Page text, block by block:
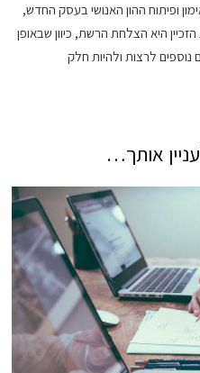
ופיתוח ההון האנושי בעסק החדש,
היא הצלחת הרשת, כיוון שבאופן
נוספים לרצות ולהיות חלק
אותך…